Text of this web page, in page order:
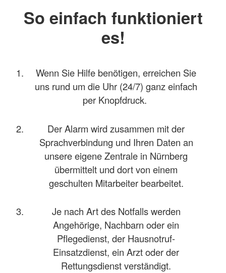
So einfach funktioniert
es!
Wenn Sie Hilfe benötigen, erreichen Sie
uns rund um die Uhr (24/7) ganz einfach
per Knopfdruck.
Der Alarm wird zusammen mit der
Sprachverbindung und Ihren Daten an
unsere eigene Zentrale in Nürnberg
übermittelt und dort von einem
geschulten Mitarbeiter bearbeitet.
Je nach Art des Notfalls werden
Angehörige, Nachbarn oder ein
Pflegedienst, der Hausnotruf-
Einsatzdienst, ein Arzt oder der
Rettungsdienst verständigt.